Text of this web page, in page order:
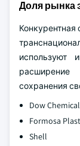
Доля рынка
используют
сохранения
Dow Chemical
Formosa
Shell